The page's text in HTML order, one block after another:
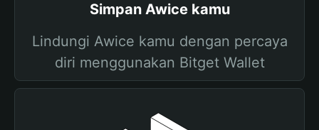
Simpan Awice kamu
Lindungi Awice kamu dengan percaya
diri menggunakan Bitget Wallet